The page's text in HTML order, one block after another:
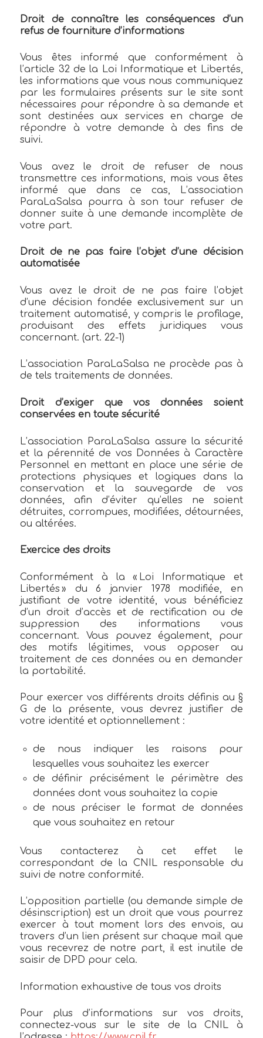
Droit de connaître les conséquences d’un
refus de fourniture d’informations
Vous êtes informé que conformément à
l’article 32 de la Loi Informatique et Libertés,
les informations que vous nous communiquez
par les formulaires présents sur le site sont
nécessaires pour répondre à sa demande et
sont destinées aux services en charge de
répondre à votre demande à des fins de
suivi.
Vous avez le droit de refuser de nous
transmettre ces informations, mais vous êtes
informé que dans ce cas, L’association
ParaLaSalsa pourra à son tour refuser de
donner suite à une demande incomplète de
votre part.
Droit de ne pas faire l’objet d’une décision
automatisée
Vous avez le droit de ne pas faire l’objet
d’une décision fondée exclusivement sur un
traitement automatisé, y compris le profilage,
produisant des effets juridiques vous
concernant. (art. 22-1)
L’association ParaLaSalsa ne procède pas à
de tels traitements de données.
Droit d’exiger que vos données soient
conservées en toute sécurité
L’association ParaLaSalsa assure la sécurité
et la pérennité de vos Données à Caractère
Personnel en mettant en place une série de
protections physiques et logiques dans la
conservation et la sauvegarde de vos
données, afin d’éviter qu’elles ne soient
détruites, corrompues, modifiées, détournées,
ou altérées.
Exercice des droits
Conformément à la « Loi Informatique et
Libertés » du 6 janvier 1978 modifiée, en
justifiant de votre identité, vous bénéficiez
d’un droit d’accès et de rectification ou de
suppression des informations vous
concernant. Vous pouvez également, pour
des motifs légitimes, vous opposer au
traitement de ces données ou en demander
la portabilité.
Pour exercer vos différents droits définis au §
G de la présente, vous devrez justifier de
votre identité et optionnellement :
de nous indiquer les raisons pour
lesquelles vous souhaitez les exercer
de définir précisément le périmètre des
données dont vous souhaitez la copie
de nous préciser le format de données
que vous souhaitez en retour
Vous contacterez à cet effet le
correspondant de la CNIL responsable du
suivi de notre conformité.
L’opposition partielle (ou demande simple de
désinscription) est un droit que vous pourrez
exercer à tout moment lors des envois, au
travers d’un lien présent sur chaque mail que
vous recevrez de notre part, il est inutile de
saisir de DPD pour cela.
Information exhaustive de tous vos droits
Pour plus d’informations sur vos droits,
connectez-vous sur le site de la CNIL à